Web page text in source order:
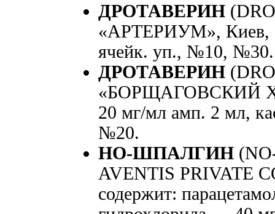
ДРОТАВЕРИН
«АРТЕРИУМ», Киев,
ячейк. уп., №10, №30.
ДРОТАВЕРИН
«БОРЩАГОВСКИЙ
20 мг/мл амп. 2 мл,
№20.
НО-ШПАЛГИН
AVENTIS PRIVATE
содержит: